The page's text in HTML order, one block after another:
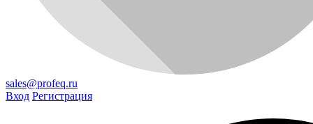
sales@profeq.ru
Вход Регистрация